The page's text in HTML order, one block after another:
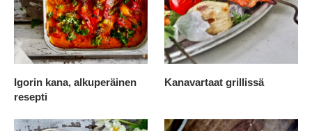
Igorin kana, alkuperäinen
resepti
Kanavartaat grillissä